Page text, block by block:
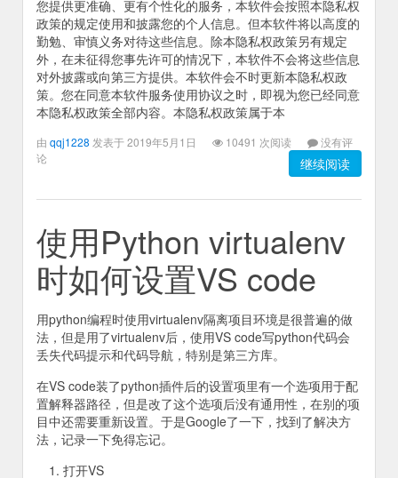
您提供更准确、更有个性化的服务，本软件会按照本隐私权
政策的规定使用和披露您的个人信息。但本软件将以高度的
勤勉、审慎义务对待这些信息。除本隐私权政策另有规定
外，在未征得您事先许可的情况下，本软件不会将这些信息
对外披露或向第三方提供。本软件会不时更新本隐私权政
策。您在同意本软件服务使用协议之时，即视为您已经同意
本隐私权政策全部内容。本隐私权政策属于本
由 qqj1228 发表于 2019年5月1日 10491 次阅读
没有评
论
继续阅读
使用Python virtualenv
时如何设置VS code
用python编程时使用virtualenv隔离项目环境是很普遍的做
法，但是用了virtualenv后，使用VS code写python代码会
丢失代码提示和代码导航，特别是第三方库。
在VS code装了python插件后的设置项里有一个选项用于配
置解释器路径，但是改了这个选项后没有通用性，在别的项
目中还需要重新设置。于是Google了一下，找到了解决方
法，记录一下免得忘记。
打开VS